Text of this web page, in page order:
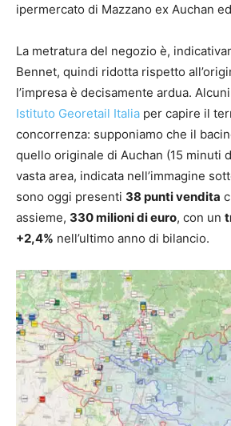
ipermercato di Mazzano ex Auchan
La metratura del negozio è,
Bennet, quindi ridotta rispetto
l’impresa è decisamente ardua.
Istituto Georetail Italia per capire il
concorrenza: supponiamo che il
quello originale di Auchan (15 minuti
vasta area, indicata nell’immagine
sono oggi presenti 38 punti vendita
assieme, 330 milioni di euro, con un
+2,4% nell’ultimo anno di bilancio.